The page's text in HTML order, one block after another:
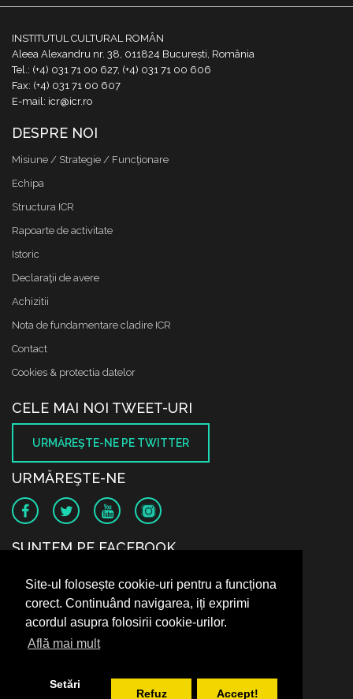
Site-ul folosește cookie-uri pentru a funcționa
corect. Continuând navigarea, iți exprimi
acordul asupra folosirii cookie-urilor.
Află mai mult
Setări
Refuz Accept!
INSTITUTUL CULTURAL ROMÂN
Aleea Alexandru nr. 38, 011824 București, România
Tel.: (+4) 031 71 00 627, (+4) 031 71 00 606
Fax: (+4) 031 71 00 607
E-mail: icr@icr.ro
DESPRE NOI
Misiune / Strategie / Funcţionare
Echipa
Structura ICR
Rapoarte de activitate
Istoric
Declaraţii de avere
Achizitii
Nota de fundamentare cladire ICR
Contact
Cookies & protectia datelor
CELE MAI NOI TWEET-URI
URMĂREŞTE-NE PE TWITTER
URMĂREŞTE-NE
SUNTEM PE FACEBOOK